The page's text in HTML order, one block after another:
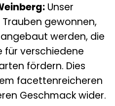
Unser
gewonnen,
werden, die
für verschiedene
fördern. Dies
facettenreicheren
Geschmack wider.